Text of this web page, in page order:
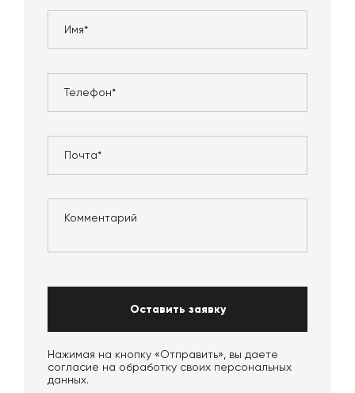
Оставить заявку
Нажимая на кнопку «Отправить», вы даете
согласие на обработку своих персональных
данных.